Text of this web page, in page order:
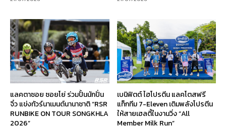
แลคตาซอย ซอยโย่ ร่วมปั้นนักปั่น
จิ๋ว แข่งทัวร์นาเมนต์นานาชาติ “RSR
RUNBIKE ON TOUR SONGKHLA
2026”
เบนิฟิตต์ ไฮโปรตีน แลคโตสฟรี
แท็กทีม 7-Eleven เติมพลังโปรตีน
ให้สายเฮลตี้ในงานวิ่ง “All
Member Milk Run”